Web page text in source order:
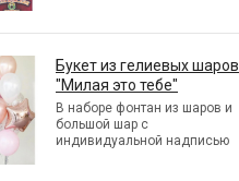
Букет из гелиевых шаров
"Милая это тебе"
В наборе фонтан из шаров и
большой шар с
индивидуальной надписью